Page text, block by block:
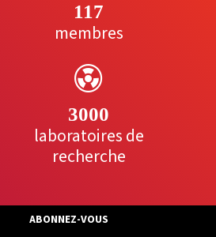
117
membres
3000
laboratoires de
recherche
ABONNEZ-VOUS